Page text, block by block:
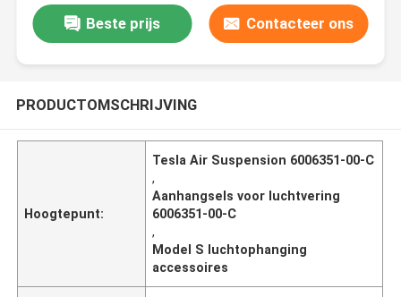
Beste prijs Contacteer ons
PRODUCTOMSCHRIJVING
Hoogtepunt:
Tesla Air Suspension 6006351-00-C
,
Aanhangsels voor luchtvering
6006351-00-C
,
Model S luchtophanging
accessoires